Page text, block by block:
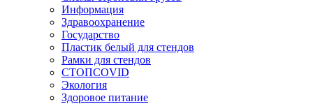
Информация
Здравоохранение
Государство
Пластик белый для стендов
Рамки для стендов
СТОПCOVID
Экология
Здоровое питание